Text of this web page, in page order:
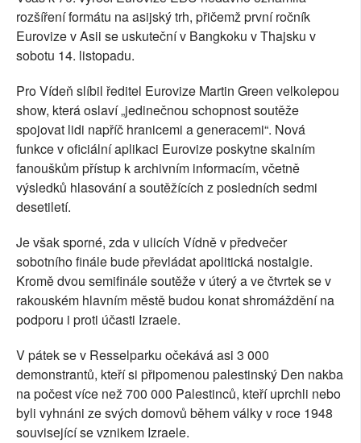
rozšíření formátu na asijský trh, přičemž první ročník
Eurovize v Asii se uskuteční v Bangkoku v Thajsku v
sobotu 14. listopadu.
Pro Vídeň slíbil ředitel Eurovize Martin Green velkolepou
show, která oslaví „jedinečnou schopnost soutěže
spojovat lidi napříč hranicemi a generacemi“. Nová
funkce v oficiální aplikaci Eurovize poskytne skalním
fanouškům přístup k archivním informacím, včetně
výsledků hlasování a soutěžících z posledních sedmi
desetiletí.
Je však sporné, zda v ulicích Vídně v předvečer
sobotního finále bude převládat apolitická nostalgie.
Kromě dvou semifinále soutěže v úterý a ve čtvrtek se v
rakouském hlavním městě budou konat shromáždění na
podporu i proti účasti Izraele.
V pátek se v Resselparku očekává asi 3 000
demonstrantů, kteří si připomenou palestinský Den nakba
na počest více než 700 000 Palestinců, kteří uprchli nebo
byli vyhnáni ze svých domovů během války v roce 1948
související se vznikem Izraele.